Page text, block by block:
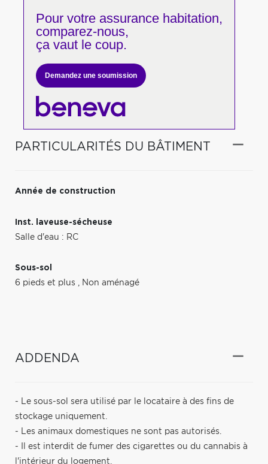
Pour votreassurance habitation,
comparez-nous,
ça vaut le coup.
Demandez une soumission
PARTICULARITÉS DU BÂTIMENT
Année de construction
Inst. laveuse-sécheuse
Salle d'eau : RC
Sous-sol
6 pieds et plus , Non aménagé
ADDENDA
- Le sous-sol sera utilisé par le locataire à des fins de
stockage uniquement.
- Les animaux domestiques ne sont pas autorisés.
- Il est interdit de fumer des cigarettes ou du cannabis à
l'intérieur du logement.